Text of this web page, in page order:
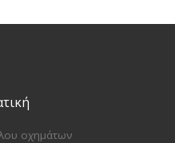
οχημάτων